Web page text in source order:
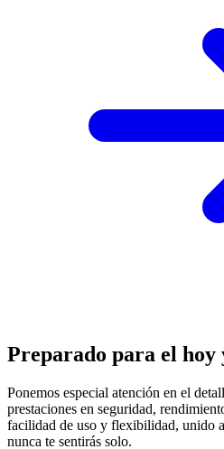
Preparado para el hoy
Ponemos especial atención en el
prestaciones en seguridad,
facilidad de uso y flexibilidad, unido
nunca te sentirás solo.